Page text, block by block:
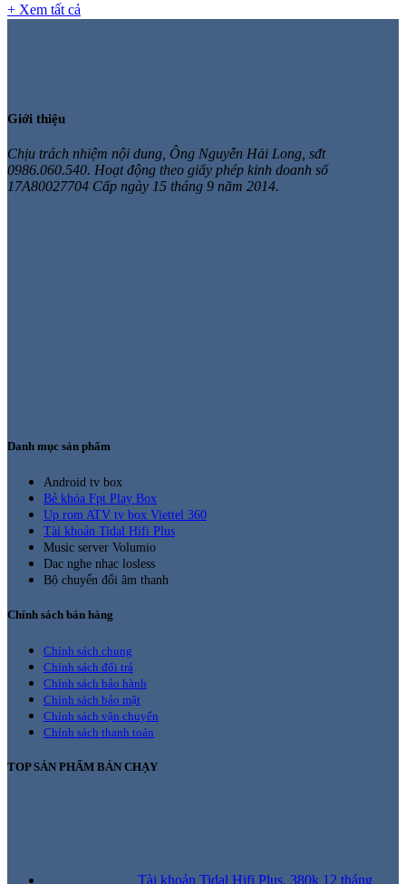
+ Xem tất cả
Giới thiệu
Chịu trách nhiệm nội dung, Ông Nguyễn Hải Long, sđt
0986.060.540. Hoạt động theo giấy phép kinh doanh số
17A80027704 Cấp ngày 15 tháng 9 năm 2014.
Danh mục sản phẩm
Android tv box
Bẻ khóa Fpt Play Box
Up rom ATV tv box Viettel 360
Tài khoản Tidal Hifi Plus
Music server Volumio
Dac nghe nhạc losless
Bộ chuyển đổi âm thanh
Chính sách bán hàng
Chính sách chung
Chính sách đổi trả
Chính sách bảo hành
Chính sách bảo mật
Chính sách vận chuyển
Chính sách thanh toán
TOP SẢN PHẨM BÁN CHẠY
Tài khoản Tidal Hifi Plus, 380k 12 tháng